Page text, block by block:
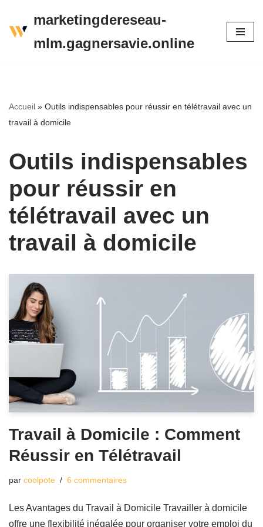
Aller
marketingdereseau-
mlm.gagnersavie.online
Accueil » Outils indispensables pour réussir en télétravail avec un
travail à domicile
Outils indispensables
pour réussir en
télétravail avec un
travail à domicile
Travail à Domicile : Comment
Réussir en Télétravail
par coolpote 6 commentaires
Les Avantages du Travail à Domicile Travailler à domicile
offre une flexibilité inégalée pour organiser votre emploi du